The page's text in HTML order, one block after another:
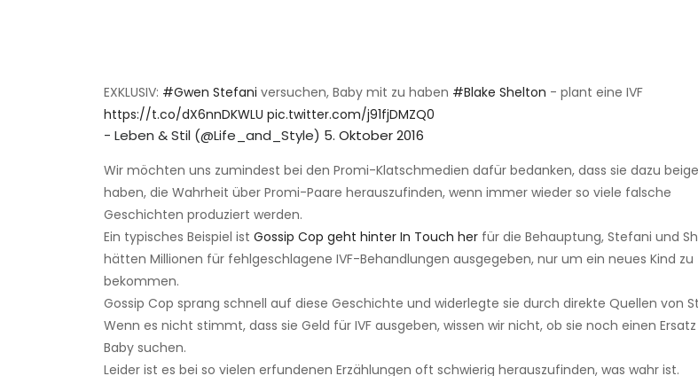
EXKLUSIV: #Gwen Stefani versuchen, Baby mit zu haben #Blake Shelton - plant eine IVF
https://t.co/dX6nnDKWLU pic.twitter.com/j91fjDMZQ0
- Leben & Stil (@Life_and_Style) 5. Oktober 2016
Wir möchten uns zumindest bei den Promi-Klatschmedien dafür bedanken, dass sie dazu
haben, die Wahrheit über Promi-Paare herauszufinden, wenn immer wieder so viele falsche
Geschichten produziert werden.
Ein typisches Beispiel ist Gossip Cop geht hinter In Touch her für die Behauptung, Stefani und
hätten Millionen für fehlgeschlagene IVF-Behandlungen ausgegeben, nur um ein neues Kind zu
bekommen.
Gossip Cop sprang schnell auf diese Geschichte und widerlegte sie durch direkte Quellen von
Wenn es nicht stimmt, dass sie Geld für IVF ausgeben, wissen wir nicht, ob sie noch einen
Baby suchen.
Leider ist es bei so vielen erfundenen Erzählungen oft schwierig herauszufinden, was wahr ist.